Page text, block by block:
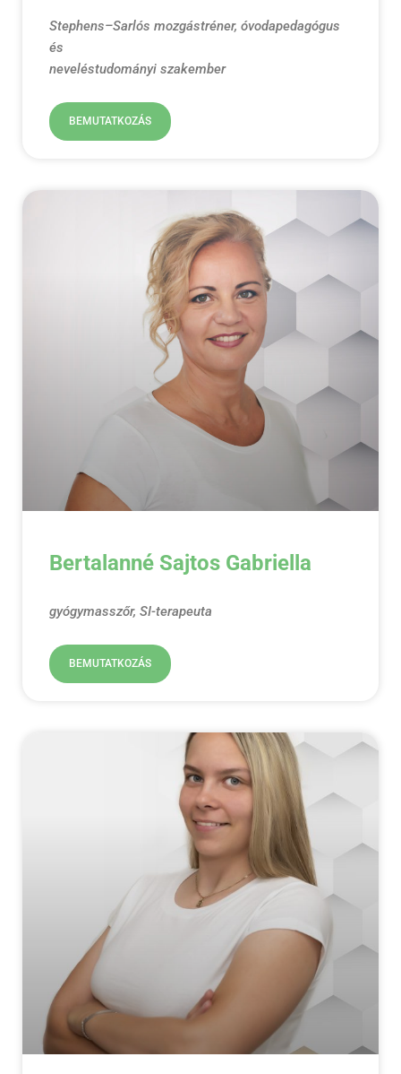
Stephens–Sarlós mozgástréner, óvodapedagógus
és
neveléstudományi szakember
BEMUTATKOZÁS
Bertalanné Sajtos Gabriella
gyógymasszőr, SI-terapeuta
BEMUTATKOZÁS